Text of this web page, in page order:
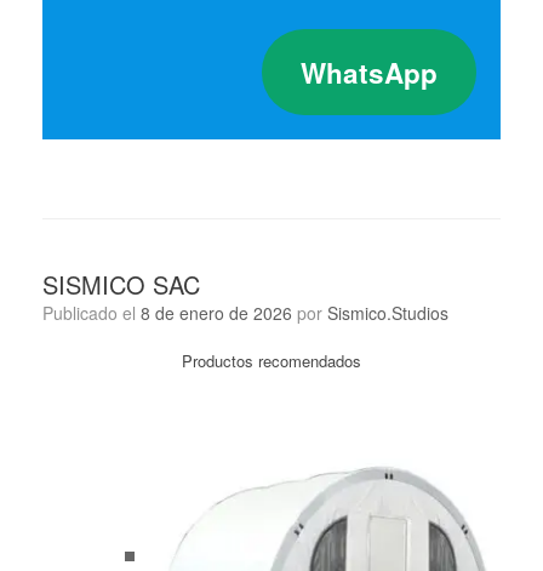
WhatsApp
SISMICO SAC
Publicado el 8 de enero de 2026 por Sismico.Studios
Productos recomendados